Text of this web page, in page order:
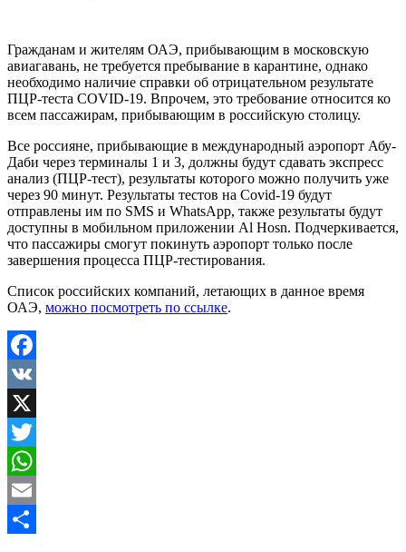
Гражданам и жителям ОАЭ, прибывающим в московскую
авиагавань, не требуется пребывание в карантине, однако
необходимо наличие справки об отрицательном результате
ПЦР-теста COVID-19. Впрочем, это требование относится ко
всем пассажирам, прибывающим в российскую столицу.
Все россияне, прибывающие в международный аэропорт Абу-
Даби через терминалы 1 и 3, должны будут сдавать экспресс
анализ (ПЦР-тест), результаты которого можно получить уже
через 90 минут. Результаты тестов на Covid-19 будут
отправлены им по SMS и WhatsApp, также результаты будут
доступны в мобильном приложении Al Hosn. Подчеркивается,
что пассажиры смогут покинуть аэропорт только после
завершения процесса ПЦР-тестирования.
Список российских компаний, летающих в данное время
ОАЭ, можно посмотреть по ссылке.
Facebook
VK
X
Twitter
WhatsApp
Email